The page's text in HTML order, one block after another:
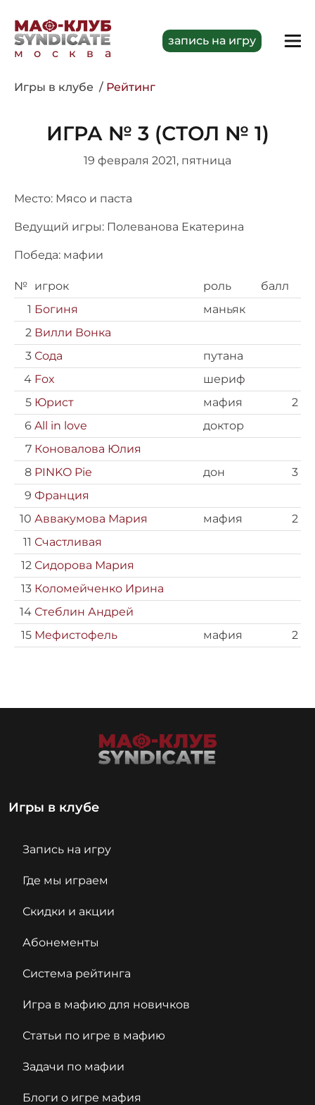
москва
запись на игру
Игры в клубе Рейтинг
ИГРА № 3 (СТОЛ № 1)
19 февраля 2021, пятница
Место: Мясо и паста
Ведущий игры: Полеванова Екатерина
Победа: мафии
№ игрок роль
балл
1 Богиня
маньяк
2 Вилли Вонка
3 Сода
путана
4 Fox
шериф
5 Юрист мафия
2
6 All in love
доктор
7 Коновалова Юлия
8 PINKO Pie дон
3
9 Франция
10 Аввакумова Мария мафия
2
11 Счастливая
12 Сидорова Мария
13 Коломейченко Ирина
14 Стеблин Андрей
15 Мефистофель мафия 2
Игры в клубе
Запись на игру
Где мы играем
Скидки и акции
Абонементы
Система рейтинга
Игра в мафию для новичков
Статьи по игре в мафию
Задачи по мафии
Блоги о игре мафия